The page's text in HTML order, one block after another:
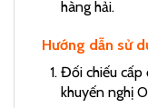
hàng hải.
Hướng dẫn sử
Đối chiếu cấp
khuyến nghị